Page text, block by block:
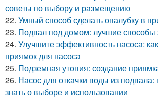
советы по выбору и размещению
22. Умный способ сделать опалубку в
23. Подвал под домом: лучшие способы
24. Улучшите эффективность насоса:
приямок для насоса
25. Подземная утопия: создание
26. Насос для откачки воды из подвала:
знать о выборе и использовании